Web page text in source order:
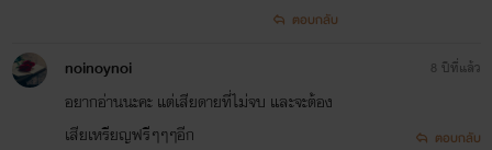
ตอบกลับ
noinoynoi
อยากอ่านนะคะ แต่เสียดายที่ไม่จบ และจะต้อง
เสียเหรียญฟรีๆๆๆอีก
8 ปีที่แล้ว
ตอบกลับ